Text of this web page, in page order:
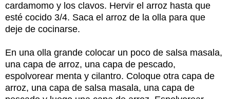
cardamomo y los clavos. Hervir el arroz hasta que
esté cocido 3/4. Saca el arroz de la olla para que
deje de cocinarse.
En una olla grande colocar un poco de salsa masala,
una capa de arroz, una capa de pescado,
espolvorear menta y cilantro. Coloque otra capa de
arroz, una capa de salsa masala, una capa de